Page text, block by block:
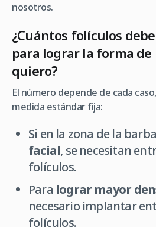
nosotros.
¿Cuántos folículos
para lograr la forma de
quiero?
El número depende de cada
medida estándar fija:
Si en la zona de la barba
facial, se necesitan
folículos.
Para lograr mayor
necesario implantar
folículos.